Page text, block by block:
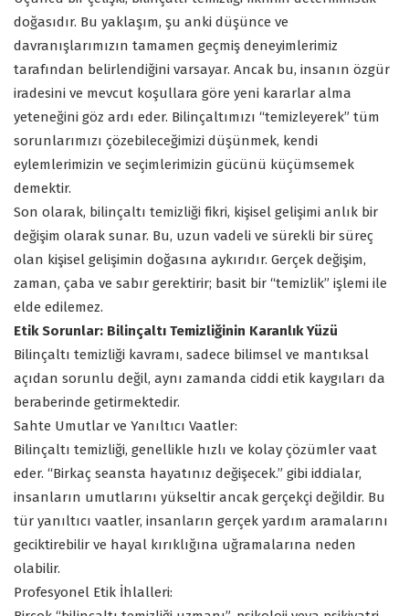
doğasıdır. Bu yaklaşım, şu anki düşünce ve
davranışlarımızın tamamen geçmiş deneyimlerimiz
tarafından belirlendiğini varsayar. Ancak bu, insanın özgür
iradesini ve mevcut koşullara göre yeni kararlar alma
yeteneğini göz ardı eder. Bilinçaltımızı “temizleyerek” tüm
sorunlarımızı çözebileceğimizi düşünmek, kendi
eylemlerimizin ve seçimlerimizin gücünü küçümsemek
demektir.
Son olarak, bilinçaltı temizliği fikri, kişisel gelişimi anlık bir
değişim olarak sunar. Bu, uzun vadeli ve sürekli bir süreç
olan kişisel gelişimin doğasına aykırıdır. Gerçek değişim,
zaman, çaba ve sabır gerektirir; basit bir “temizlik” işlemi ile
elde edilemez.
Etik Sorunlar: Bilinçaltı Temizliğinin Karanlık Yüzü
Bilinçaltı temizliği kavramı, sadece bilimsel ve mantıksal
açıdan sorunlu değil, aynı zamanda ciddi etik kaygıları da
beraberinde getirmektedir.
Sahte Umutlar ve Yanıltıcı Vaatler:
Bilinçaltı temizliği, genellikle hızlı ve kolay çözümler vaat
eder. “Birkaç seansta hayatınız değişecek.” gibi iddialar,
insanların umutlarını yükseltir ancak gerçekçi değildir. Bu
tür yanıltıcı vaatler, insanların gerçek yardım aramalarını
geciktirebilir ve hayal kırıklığına uğramalarına neden
olabilir.
Profesyonel Etik İhlalleri: